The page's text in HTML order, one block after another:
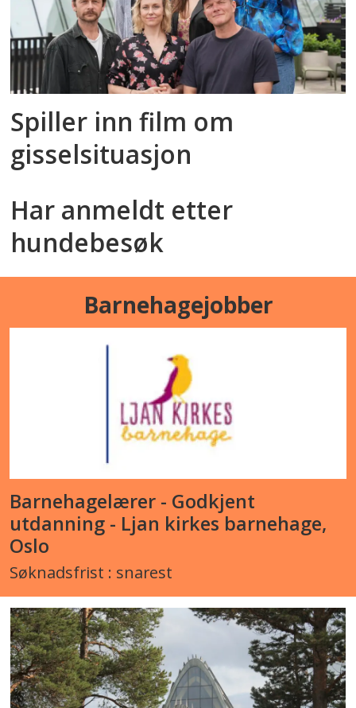
Spiller inn film om
gisselsituasjon
Har anmeldt etter
hundebesøk
Barnehagejobber
Barnehagelærer - Godkjent
utdanning - Ljan kirkes barnehage,
Oslo
Søknadsfrist : snarest